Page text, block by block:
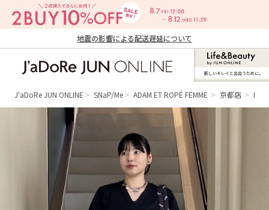
地震の影響による配送遅延について
ン オンライン）
新しいキレイと出合うために。
J'aDoRe JUN ONLINE SNaP/Me ADAM ET ROPÉ FEMME 京都店